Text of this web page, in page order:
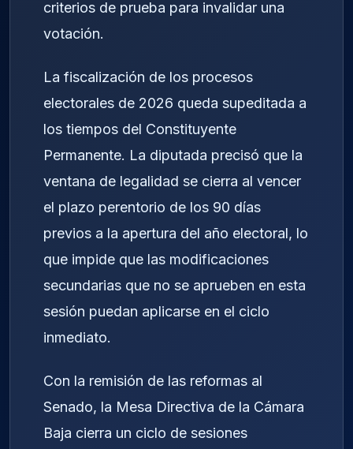
criterios de prueba para invalidar una
votación.
La fiscalización de los procesos
electorales de 2026 queda supeditada a
los tiempos del Constituyente
Permanente. La diputada precisó que la
ventana de legalidad se cierra al vencer
el plazo perentorio de los 90 días
previos a la apertura del año electoral, lo
que impide que las modificaciones
secundarias que no se aprueben en esta
sesión puedan aplicarse en el ciclo
inmediato.
Con la remisión de las reformas al
Senado, la Mesa Directiva de la Cámara
Baja cierra un ciclo de sesiones